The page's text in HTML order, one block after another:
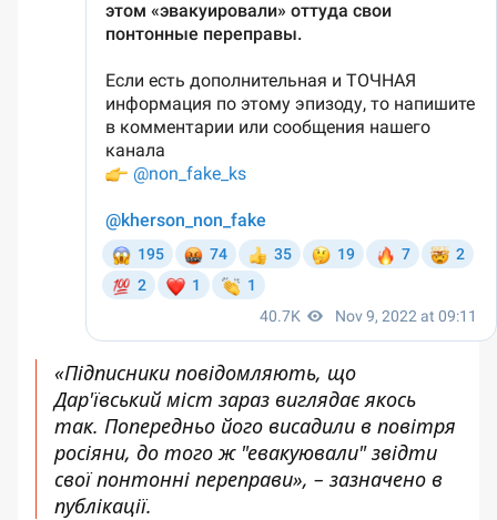
«Підписники повідомляють, що
Дар'ївський міст зараз виглядає якось
так. Попередньо його висадили в повітря
росіяни, до того ж "евакуювали" звідти
свої понтонні переправи», – зазначено в
публікації.